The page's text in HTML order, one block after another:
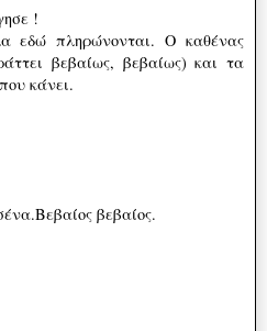
!
εδώ πληρώνονται. Ο καθένας
βεβαίως, βεβαίως) και τα
κάνει.
βεβαίος.